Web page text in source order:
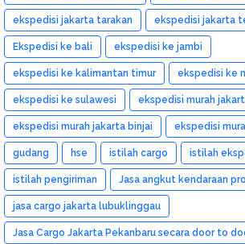
ekspedisi jakarta tarakan ekspedisi jakarta
Ekspedisi ke bali ekspedisi ke jambi
ekspedisi ke kalimantan timur ekspedisi ke
ekspedisi ke sulawesi ekspedisi murah
ekspedisi murah jakarta binjai ekspedisi
gudang hse istilah cargo istilah
istilah pengiriman Jasa angkut kendaraan
jasa cargo jakarta lubuklinggau
Jasa Cargo Jakarta Pekanbaru secara door to